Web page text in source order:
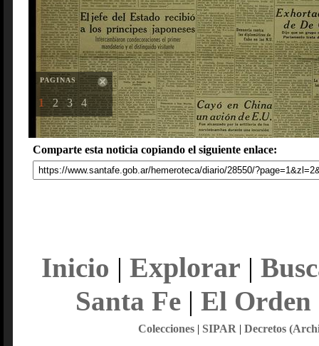
PAGINAS
1 2 3 4
Comparte esta noticia copiando el siguiente enlace:
Inicio | Explorar |
Santa Fe| El Orden
Colecciones| SIPAR | Decretos